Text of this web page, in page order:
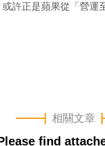
許正是蘋果從「營運
相關文章
find